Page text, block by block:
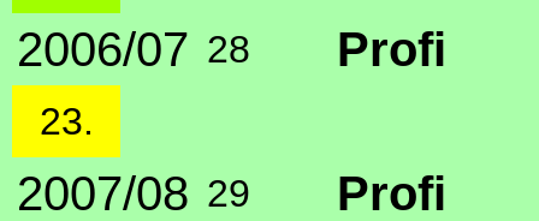
2006/07 28 Profi
23.
2007/08 29 Profi